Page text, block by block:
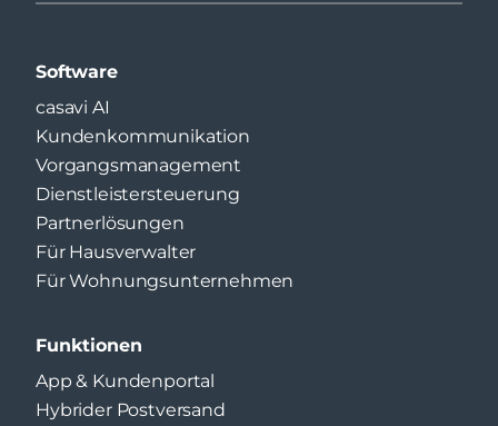
Software
casavi AI
Kundenkommunikation
Vorgangsmanagement
Dienstleistersteuerung
Partnerlösungen
Für Hausverwalter
Für Wohnungsunternehmen
Funktionen
App & Kundenportal
Hybrider Postversand